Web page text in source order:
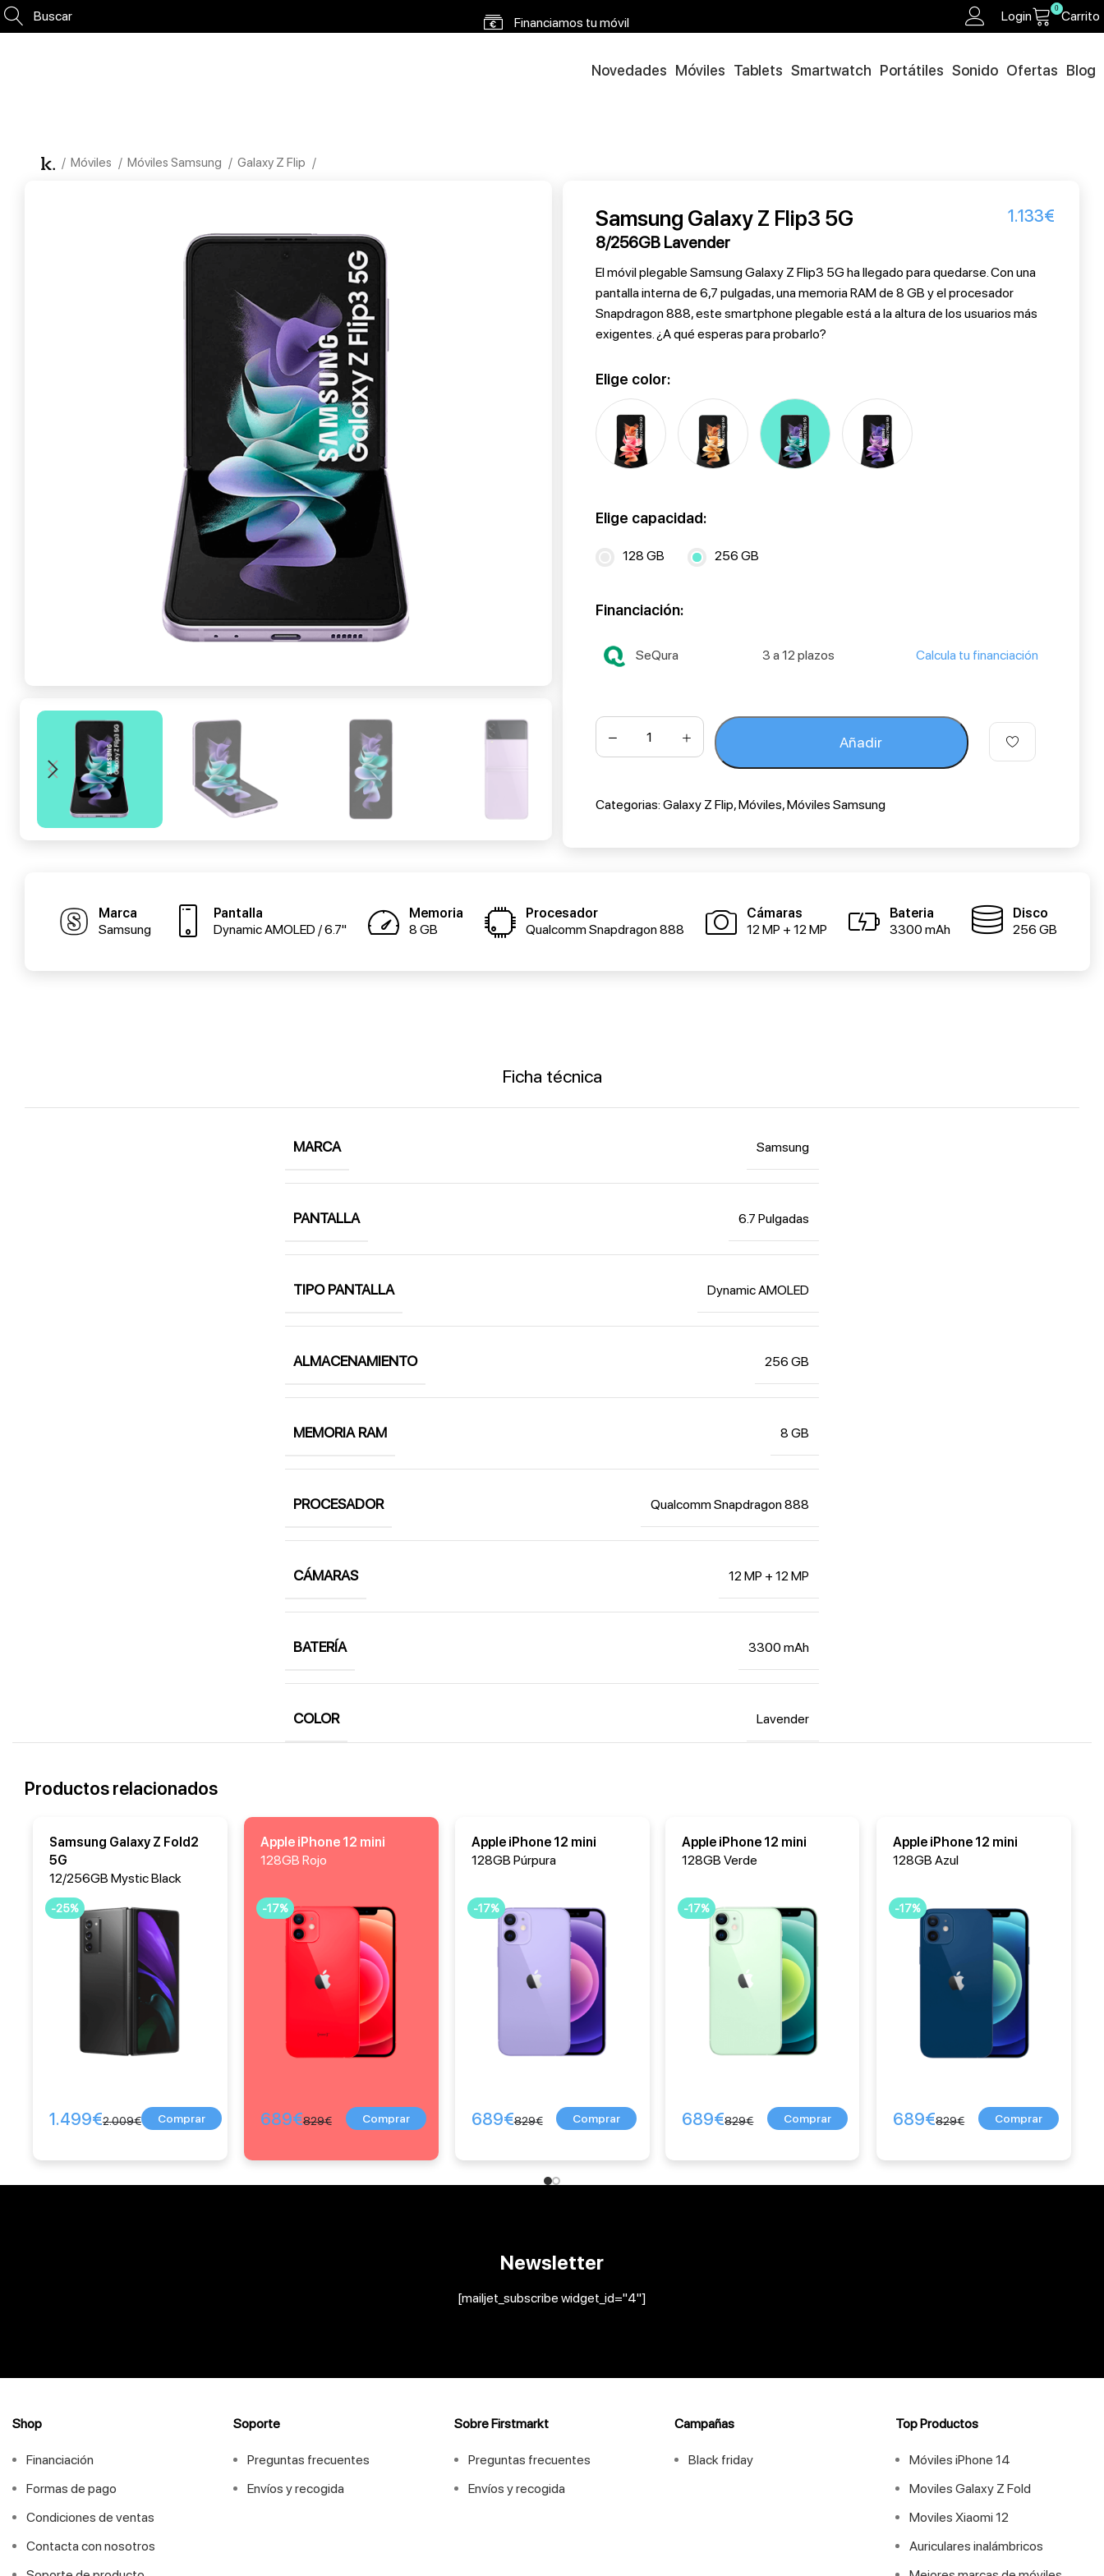
Buscar Login 0 Carrito
Novedades Móviles Tablets Smartwatch Portátiles Sonido Ofertas Blog
Móviles Móviles Samsung Galaxy Z Flip
1.133€
Samsung Galaxy Z Flip3 5G
8/256GB Lavender
El móvil plegable Samsung Galaxy Z Flip3 5G ha llegado para quedarse. Con una
pantalla interna de 6,7 pulgadas, una memoria RAM de 8 GB y el procesador
Snapdragon 888, este smartphone plegable está a la altura de los usuarios más
exigentes. ¿A qué esperas para probarlo?
Elige color:
Elige capacidad:
128 GB 256 GB
Financiación:
SeQura 3 a 12 plazos Calcula tu financiación
Añadir
Categorias: Galaxy Z Flip,Móviles,Móviles Samsung
Marca
Samsung
Pantalla
Dynamic AMOLED / 6.7"
Memoria
8 GB
Procesador
Qualcomm Snapdragon 888
Cámaras
12 MP + 12 MP
Bateria
3300 mAh
Disco
256 GB
Ficha técnica
MARCA Samsung
PANTALLA 6.7 Pulgadas
TIPO PANTALLA Dynamic AMOLED
ALMACENAMIENTO 256 GB
MEMORIA RAM 8 GB
PROCESADOR Qualcomm Snapdragon 888
CÁMARAS 12 MP + 12 MP
BATERÍA 3300 mAh
COLOR Lavender
Productos relacionados
Samsung Galaxy Z Fold2
5G
12/256GB Mystic Black
-25%
2.009€
1.499€
Apple iPhone 12 mini
128GB Rojo
-17%
829€
689€
Apple iPhone 12 mini
128GB Púrpura
-17%
829€
689€
Apple iPhone 12 mini
128GB Verde
-17%
829€
689€
Apple iPhone 12 mini
128GB Azul
-17%
829€
689€
Newsletter
[mailjet_subscribe widget_id="4"]
Shop
Financiación
Formas de pago
Condiciones de ventas
Contacta con nosotros
Soporte
Preguntas frecuentes
Envíos y recogida
Sobre Firstmarkt
Preguntas frecuentes
Envíos y recogida
Campañas
Black friday
Top Productos
Móviles iPhone 14
Moviles Galaxy Z Fold
Moviles Xiaomi 12
Auriculares inalámbricos